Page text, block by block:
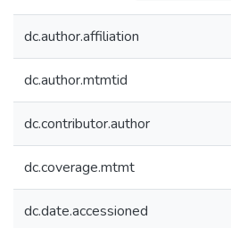
dc.author.affiliation
dc.author.mtmtid
dc.contributor.author
dc.coverage.mtmt
dc.date.accessioned